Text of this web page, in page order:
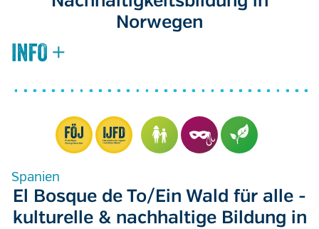
Norwegen
Spanien
El Bosque de To/Ein Wald für alle -
kulturelle & nachhaltige Bildung in